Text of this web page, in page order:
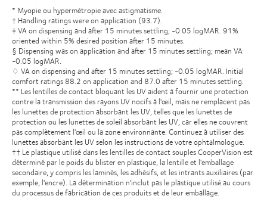
* Myopie ou hypermétropie avec astigmatisme.
† Handling ratings were on application (93.7).
‡ VA on dispensing and after 15 minutes settling; -0.05 logMAR. 91%
oriented within 5% desired position after 15 minutes.
§ Dispensing was on application and after 15 minutes settling; mean VA
-0.05 logMAR.
♢ VA on dispensing and after 15 minutes settling; -0.05 logMAR. Initial
comfort ratings 88.2 on application and 87.0 after 15 minutes settling.
** Les lentilles de contact bloquant les UV aident à fournir une protection
contre la transmission des rayons UV nocifs à l'œil, mais ne remplacent pas
les lunettes de protection absorbant les UV, telles que les lunettes de
protection ou les lunettes de soleil absorbant les UV, car elles ne couvrent
pas complètement l'œil ou la zone environnante. Continuez à utiliser des
lunettes absorbant les UV selon les instructions de votre ophtalmologue.
†† Le plastique utilisé dans les lentilles de contact souples CooperVision est
déterminé par le poids du blister en plastique, la lentille et l'emballage
secondaire, y compris les laminés, les adhésifs, et les intrants auxiliaires (par
exemple, l'encre). La détermination n'inclut pas le plastique utilisé au cours
du processus de fabrication de ces produits et de leur emballage.